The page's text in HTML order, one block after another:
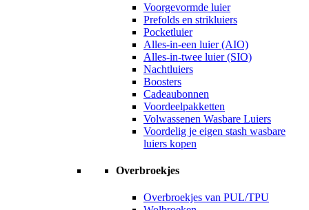
Voorgevormde luier
Prefolds en strikluiers
Pocketluier
Alles-in-een luier (AIO)
Alles-in-twee luier (SIO)
Nachtluiers
Boosters
Cadeaubonnen
Voordeelpakketten
Volwassenen Wasbare Luiers
Voordelig je eigen stash wasbare
luiers kopen
Overbroekjes
Overbroekjes van PUL/TPU